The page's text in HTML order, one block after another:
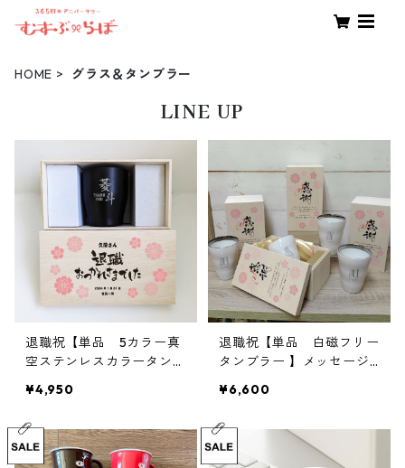
HOME グラス＆タンブラー
LINE UP
退職祝【単品 5カラー真
空ステンレスカラータンブ
｜誕生日｜オリジナル木箱
｜
¥4,950
退職祝【単品 白磁フリー
タンブラー 】メッセージ
¥6,600